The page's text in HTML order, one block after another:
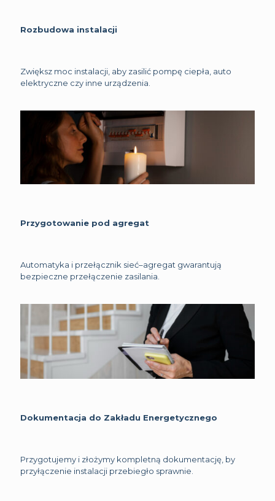
Rozbudowa instalacji
Zwiększ moc instalacji, aby zasilić pompę ciepła, auto
elektryczne czy inne urządzenia.
Przygotowanie pod agregat
Automatyka i przełącznik sieć–agregat gwarantują
bezpieczne przełączenie zasilania.
Dokumentacja do Zakładu Energetycznego
Przygotujemy i złożymy kompletną dokumentację, by
przyłączenie instalacji przebiegło sprawnie.